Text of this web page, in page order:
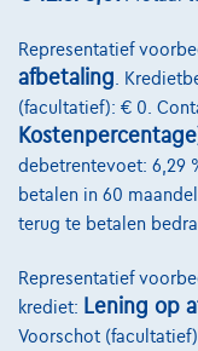
Representatief
afbetaling .
(facultatief): € 0.
debetrentevoet: 6,29
betalen in 60
terug te betalen
Representatief
krediet: Lening op
Voorschot